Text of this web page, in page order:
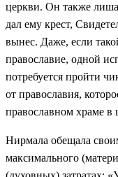
церкви. Он также
дал ему крест,
вынес. Даже, если
православие, одной
потребуется пройти
от православия,
православном храме
Нирмала обещала
максимального